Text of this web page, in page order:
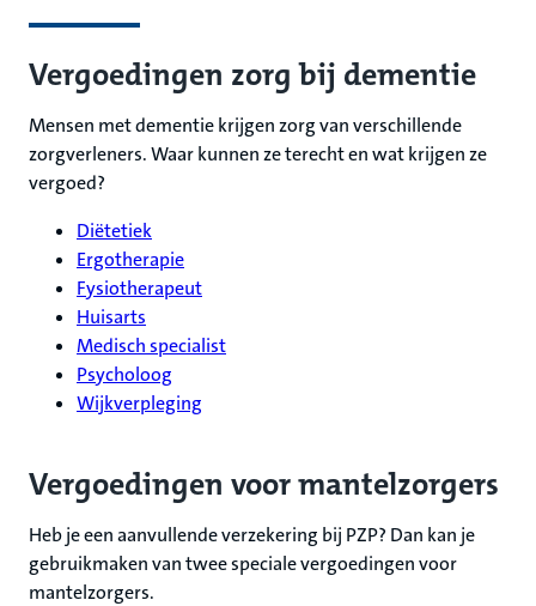
Vergoedingen zorg bij dementie
Mensen met dementie krijgen zorg van verschillende
zorgverleners. Waar kunnen ze terecht en wat krijgen ze
vergoed?
Diëtetiek
Ergotherapie
Fysiotherapeut
Huisarts
Medisch specialist
Psycholoog
Wijkverpleging
Vergoedingen voor mantelzorgers
Heb je een aanvullende verzekering bij PZP? Dan kan je
gebruikmaken van twee speciale vergoedingen voor
mantelzorgers.